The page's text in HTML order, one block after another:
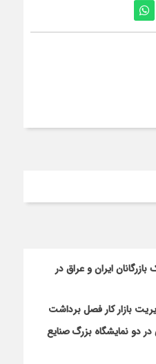
ایران و عراق در
بازار کار فصل برداشت
دو نمایشگاه بزرگ صنایع